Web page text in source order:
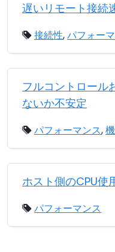
遅いリモート接続
接続性,パフォー
フルコントロール
ないか不安定
パフォーマンス,
ホスト側のCPU使
パフォーマンス